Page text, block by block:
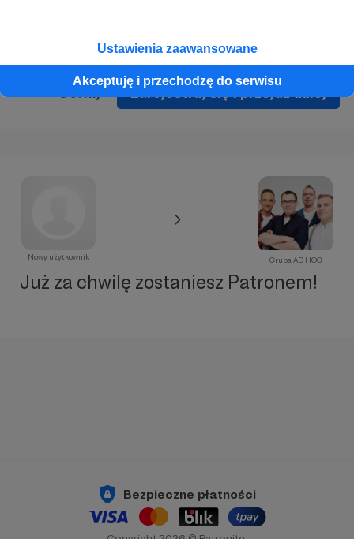
Ustawienia zaawansowane
Akceptuję i przechodzę do serwisu
Zarejestruj się i przejdź dalej
Nowy użytkownik Grupa AD HOC
Już za chwilę zostaniesz Patronem!
Bezpieczne płatności